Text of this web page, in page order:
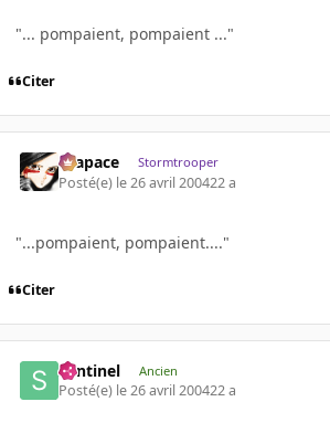
"... pompaient, pompaient ..."
Citer
Krapace Stormtrooper
Posté(e) le 26 avril 200422 a
"...pompaient, pompaient...."
Citer
Sentinel Ancien
Posté(e) le 26 avril 200422 a